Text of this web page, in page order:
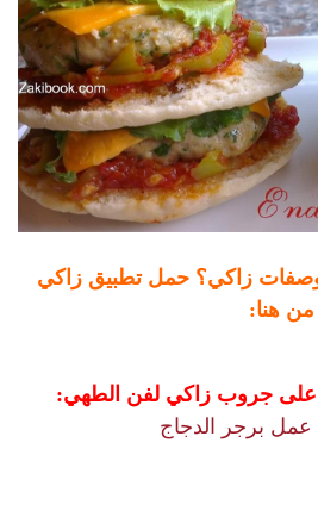
زاكي؟ حمل تطبيق زاكي
من هنا:
على جروب زاكي لفن الطهي:
برجر الدجاج